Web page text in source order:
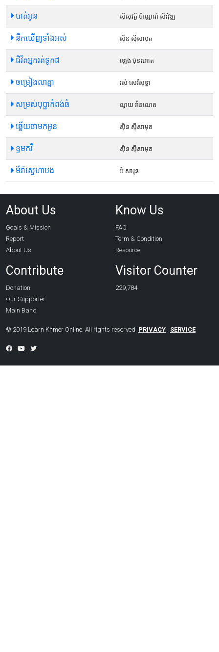
បាត់អូន ស៊ីសុវត្ថិ ប៉ាណ្ណារ៉ា សិរីវុឌ្ឍ
នឹកឃើញទាំងអស់ ស៊ិន ស៊ីសាមុត
ជិវិតអ្នករត់ទូកដ ឡេង ប៊ុនណាត
ចម្រៀងលាគ្នា រស់ សេរីសុទ្ធា
សម្រស់បុប្ផាកំពង់ធំ ណូយ វ៉ានណេត
ឆ្លើយចាមកអូន ស៊ិន ស៊ីសាមុត
ខ្ទមកវី ស៊ិន ស៊ីសាមុត
មីរ៉ាស្នេហាបង វ័រ សារុន
About Us
Goals & Mission
Report
About Us
Know Us
FAQ
Term & Condition
Resource
Contribute
Donation
Our Supporter
Main Band
Visitor Counter
229,784
© 2019 Learn Khmer Online. All rights reserved. PRIVACY SERVICE